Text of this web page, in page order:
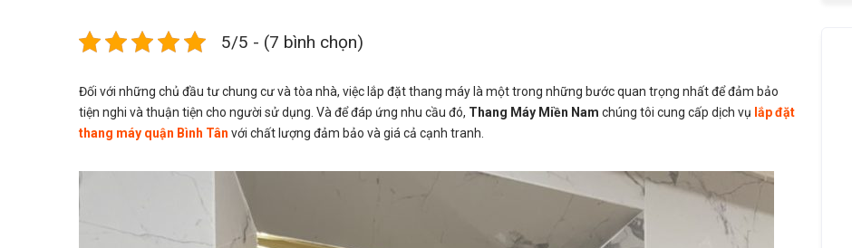
5/5 - (7 bình chọn)
Đối với những chủ đầu tư chung cư và tòa nhà, việc lắp đặt thang máy là một trong những bước quan trọng nhất để đảm bảo
tiện nghi và thuận tiện cho người sử dụng. Và để đáp ứng nhu cầu đó, Thang Máy Miền Nam chúng tôi cung cấp dịch vụ lắp đặt
thang máy quận Bình Tân với chất lượng đảm bảo và giá cả cạnh tranh.